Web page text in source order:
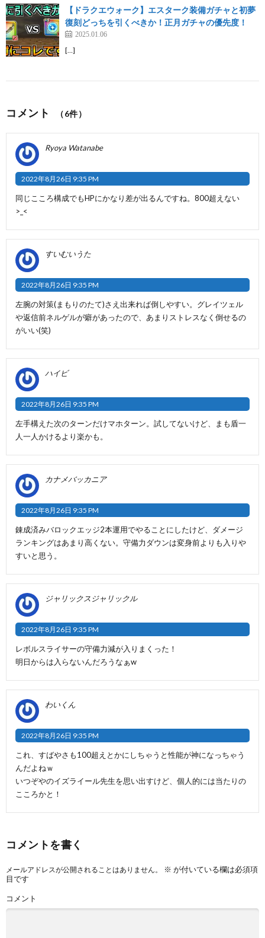
【ドラクエウォーク】エスターク装備ガチャと初夢
復刻どっちを引くべきか！正月ガチャの優先度！
2025.01.06
[…]
コメント （6件）
Ryoya Watanabe
2022年8月26日 9:35 PM
同じこころ構成でもHPにかなり差が出るんですね。800超えない
>_<
すいむいうた
2022年8月26日 9:35 PM
左腕の対策(まもりのたて)さえ出来れば倒しやすい。グレイツェル
や返信前ネルゲルが癖があったので、あまりストレスなく倒せるの
がいい(笑)
ハイビ
2022年8月26日 9:35 PM
左手構えた次のターンだけマホターン。試してないけど、まも盾一
人一人かけるより楽かも。
カナメバッカニア
2022年8月26日 9:35 PM
錬成済みバロックエッジ2本運用でやることにしたけど、ダメージ
ランキングはあまり高くない。守備力ダウンは変身前よりも入りや
すいと思う。
ジャリックスジャリックル
2022年8月26日 9:35 PM
レボルスライサーの守備力減が入りまくった！
明日からは入らないんだろうなぁw
わいくん
2022年8月26日 9:35 PM
これ、すばやさも100超えとかにしちゃうと性能が神になっちゃう
んだよねｗ
いつぞやのイズライール先生を思い出すけど、個人的には当たりの
こころかと！
コメントを書く
メールアドレスが公開されることはありません。 ※ が付いている欄は必須項
目です
コメント